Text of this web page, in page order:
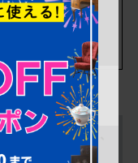
一部対象外を除き、
返品可能！